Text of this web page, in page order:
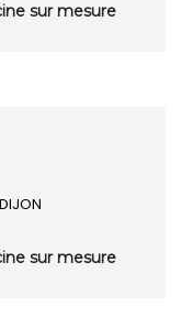
sur mesure
sur mesure